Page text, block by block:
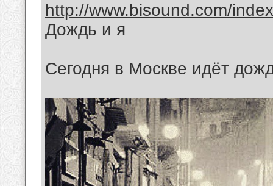
http://www.bisound.com/
Дождь и я
Сегодня в Москве идёт